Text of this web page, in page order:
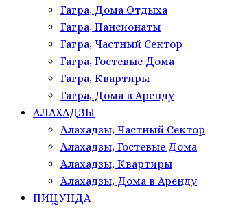
Гагра, Дома Отдыха
Гагра, Пансионаты
Гагра, Частный Сектор
Гагра, Гостевые Дома
Гагра, Квартиры
Гагра, Дома в Аренду
АЛАХАДЗЫ
Алахадзы, Частный Сектор
Алахадзы, Гостевые Дома
Алахадзы, Квартиры
Алахадзы, Дома в Аренду
ПИЦУНДА